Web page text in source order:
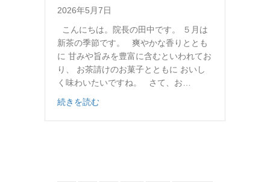
2026年5月7日
こんにちは。院長の田中です。 ５月は
新茶の季節です。 爽やかな香りととも
に 甘みや旨みを豊富に含むといわれてお
り、 お茶請けのお菓子とともに おいし
く味わいたいですね。 さて、お…
続きを読むabout 「磨いている」と「磨けている」は